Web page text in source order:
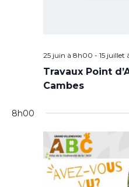
25 juin à 8h00 - 15 juillet
Travaux Point
Cambes
8h00